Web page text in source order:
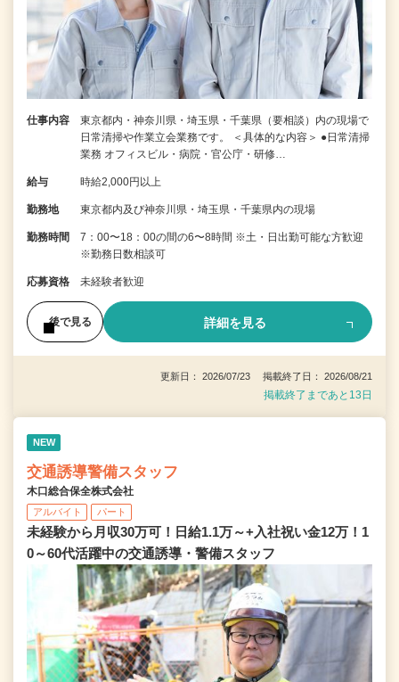
仕事内容
東京都内・神奈川県・埼玉県・千葉県（要相談）内の現場で
日常清掃や作業立会業務です。 ＜具体的な内容＞ ●日常清掃
業務 オフィスビル・病院・官公庁・研修…
給与 時給2,000円以上
勤務地 東京都内及び神奈川県・埼玉県・千葉県内の現場
勤務時間
7：00〜18：00の間の6〜8時間 ※土・日出勤可能な方歓迎
※勤務日数相談可
応募資格 未経験者歓迎
後で見る 詳細を見る
更新日： 2026/07/23 掲載終了日： 2026/08/21
掲載終了まであと13日
NEW
交通誘導警備スタッフ
木口総合保全株式会社
アルバイト パート
未経験から月収30万可！日給1.1万～+入社祝い金12万！1
0～60代活躍中の交通誘導・警備スタッフ